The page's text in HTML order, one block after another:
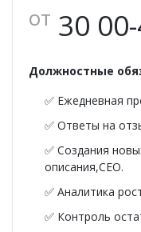
Брюки и юбки
Джемпер на
Распродажа
от 30
Должностные
✅ Ежедневная
✅ Ответы на
✅ Создания
описания,CEO.
✅ Аналитика
✅ Контроль